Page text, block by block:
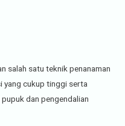
salah satu teknik penanaman
yang cukup tinggi serta
dan pengendalian